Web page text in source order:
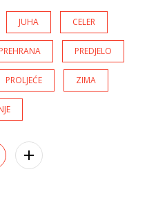
JUHA CELER
PREDJELO
PROLJEĆE ZIMA